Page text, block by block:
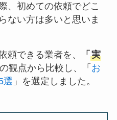
、初めての依頼でどこ
ない方は多いと思いま
頼できる業者を、 「 実
の観点から比較し、「 お
選 」を選定しました。